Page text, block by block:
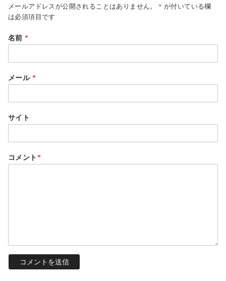
メールアドレスが公開されることはありません。 * が付いている欄
は必須項目です
名前*
メール *
サイト
コメント*